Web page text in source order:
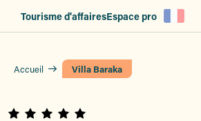
Tourisme d'affairesEspace pro
Accueil Villa Baraka